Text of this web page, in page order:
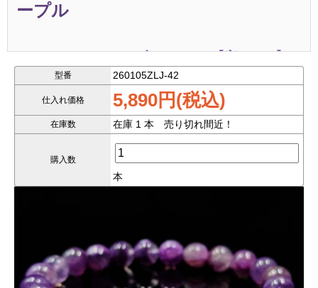
ープル
世界三大ヒーリングストーンのひとつとして知られる
本品はシリカ成分を含み、 明るく優しい半透明パープル
特徴のチャロアイトシリカブレスレットです。
一般的な濃紫で重厚感のあるチャロアイトとは異なり、
シリカ由来の透明感により、チャロアイト特有の模様や色
合いが穏やかに調和し、
優しく落ち着いた雰囲気をお楽し
みいただけます。
型番 260105ZLJ-42
仕入れ価格 5,890円(税込)
在庫数 在庫 1 本 売り切れ間近！
購入数
本